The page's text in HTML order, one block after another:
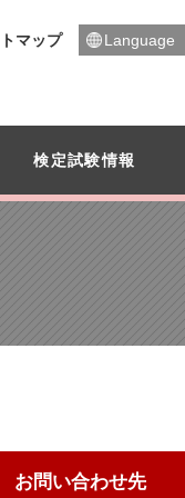
マップ Language
検定試験情報
お問い合わせ先